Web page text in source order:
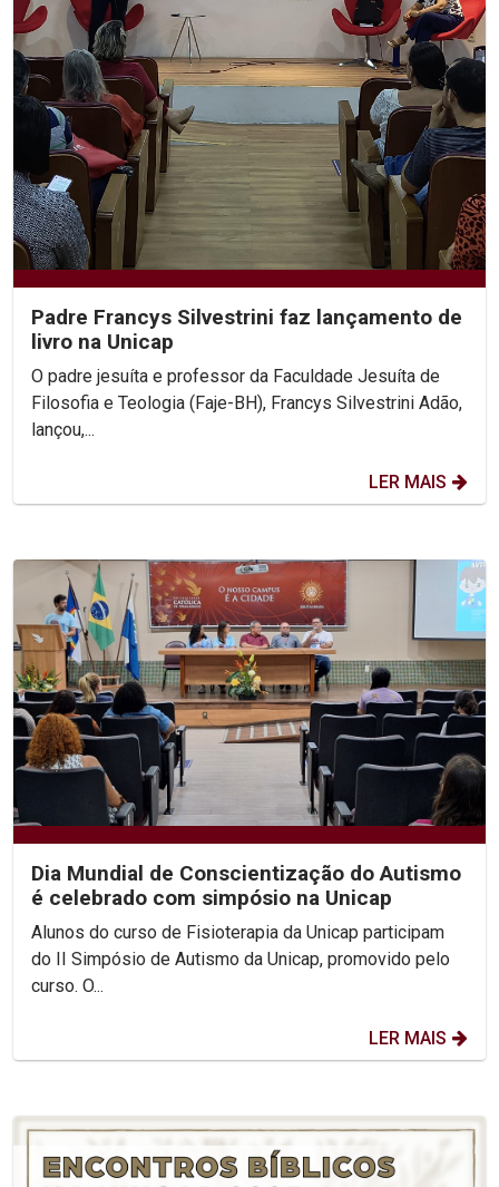
Padre Francys Silvestrini faz lançamento de
livro na Unicap
O padre jesuíta e professor da Faculdade Jesuíta de
Filosofia e Teologia (Faje-BH), Francys Silvestrini Adão,
lançou,...
LER MAIS
Dia Mundial de Conscientização do Autismo
é celebrado com simpósio na Unicap
Alunos do curso de Fisioterapia da Unicap participam
do II Simpósio de Autismo da Unicap, promovido pelo
curso. O...
LER MAIS